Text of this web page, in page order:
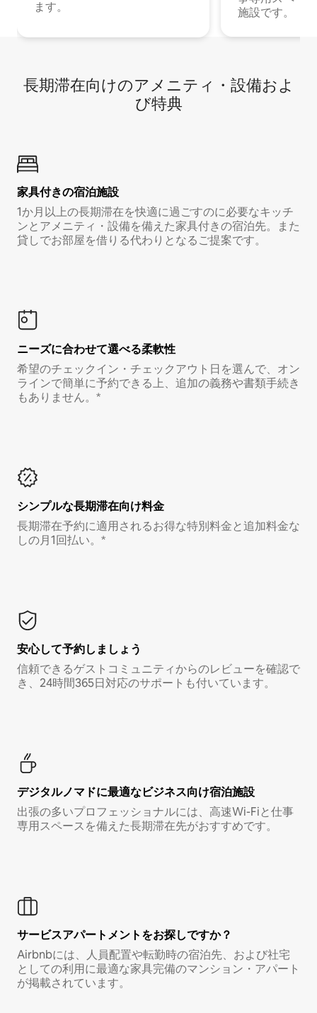
ます。
施設です。
長期滞在向け⁠のア⁠メ⁠ニ⁠テ⁠ィ⁠・設⁠備⁠およ
び特⁠典
家具付き⁠の宿⁠泊⁠施⁠設
1か月以上の長期滞在を快適に過ごすのに必要なキッチ
ンとアメニティ・設備を備えた家具付きの宿泊先。また
貸しでお部屋を借りる代わりとなるご提案です。
ニーズに合わせて選べる柔軟性
希望のチェックイン・チェックアウト日を選んで、オン
ラインで簡単に予約できる上、追加の義務や書類手続き
もありません。*
シンプルな長期滞在向け料金
長期滞在予約に適用されるお得な特別料金と追加料金な
しの月1回払い。*
安心して予約しましょう
信頼できるゲストコミュニティからのレビューを確認で
き、24時間365日対応のサポートも付いています。
デジタルノマド⁠に最⁠適⁠なビ⁠ジ⁠ネ⁠ス⁠向⁠け宿⁠泊⁠施⁠設
出張の多いプロフェッショナルには、高速Wi-Fiと仕事
専用スペースを備えた長期滞在先がおすすめです。
サービスアパートメントをお探しですか？
Airbnbには、人員配置や転勤時の宿泊先、および社宅
としての利用に最適な家具完備のマンション・アパート
が掲載されています。